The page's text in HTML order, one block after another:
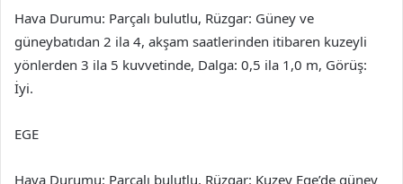
Hava Durumu: Parçalı bulutlu, Rüzgar: Güney ve
güneybatıdan 2 ila 4, akşam saatlerinden itibaren kuzeyli
yönlerden 3 ila 5 kuvvetinde, Dalga: 0,5 ila 1,0 m, Görüş:
İyi.
EGE
Hava Durumu: Parçalı bulutlu, Rüzgar: Kuzey Ege’de güney